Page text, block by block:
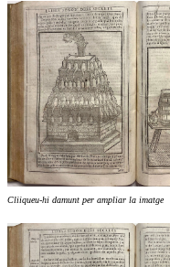
Cliiqueu-hi damunt per ampliar la